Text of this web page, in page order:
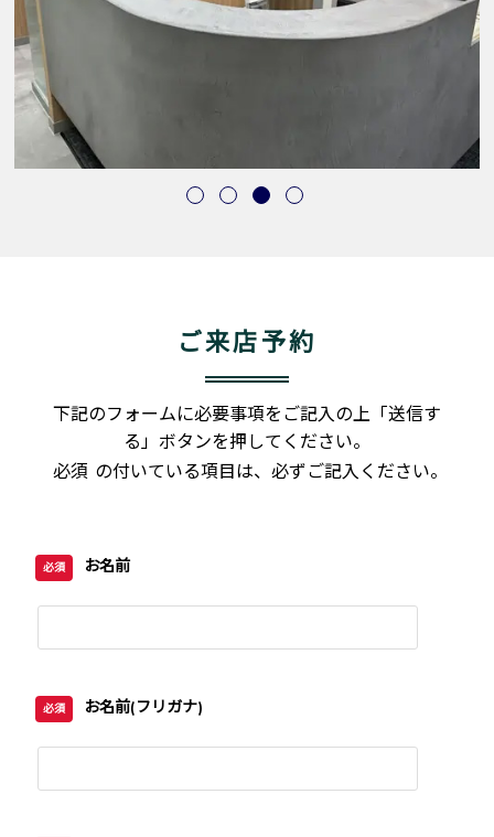
ご来店予約
下記のフォームに必要事項をご記入の上「送信す
る」ボタンを押してください。
必須 の付いている項目は、必ずご記入ください。
必須 お名前
必須 お名前(フリガナ)